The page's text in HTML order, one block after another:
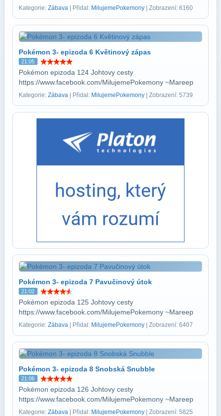
Kategorie: Zábava | Přidal: MilujemePokemony | Zobrazení: 6160
Pokémon 3- epizoda 6 Květinový zápas
21:05
Pokémon epizoda 124 Johtovy cesty
https://www.facebook.com/MilujemePokemony ~Mareep
Kategorie: Zábava | Přidal: MilujemePokemony | Zobrazení: 5739
Pokémon 3- epizoda 7 Pavučinový útok
21:02
Pokémon epizoda 125 Johtovy cesty
https://www.facebook.com/MilujemePokemony ~Mareep
Kategorie: Zábava | Přidal: MilujemePokemony | Zobrazení: 6407
Pokémon 3- epizoda 8 Snobská Snubble
21:06
Pokémon epizoda 126 Johtovy cesty
https://www.facebook.com/MilujemePokemony ~Mareep
Kategorie: Zábava | Přidal: MilujemePokemony | Zobrazení: 5825